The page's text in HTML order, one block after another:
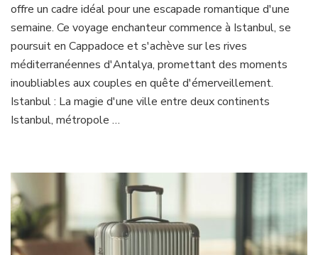
offre un cadre idéal pour une escapade romantique d'une
semaine. Ce voyage enchanteur commence à Istanbul, se
poursuit en Cappadoce et s'achève sur les rives
méditerranéennes d'Antalya, promettant des moments
inoubliables aux couples en quête d'émerveillement.
Istanbul : La magie d'une ville entre deux continents
Istanbul, métropole …